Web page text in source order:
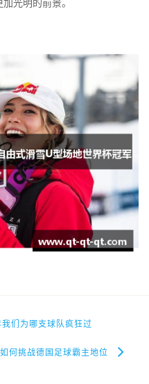
光明的前景。
们为哪支球队疯狂过
何挑战德国足球霸主地位